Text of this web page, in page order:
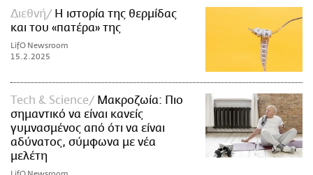
Διεθνή
Η ιστορία της θερμίδας
και του «πατέρα» της
LifO Newsroom
15.2.2025
Τech & Science
Μακροζωία: Πιο
σημαντικό να είναι κανείς
γυμνασμένος από ότι να είναι
αδύνατος, σύμφωνα με νέα
μελέτη